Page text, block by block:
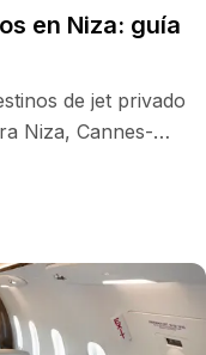
en Niza: guía
de jet privado
Niza, Cannes-